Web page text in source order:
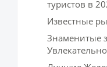
туристов в
Известные
Знаменитые